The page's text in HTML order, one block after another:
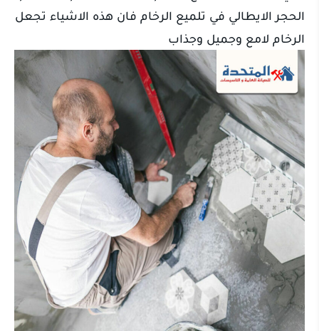
الحجر الايطالي في تلميع الرخام فان هذه الاشياء تجعل
الرخام لامع وجميل وجذاب